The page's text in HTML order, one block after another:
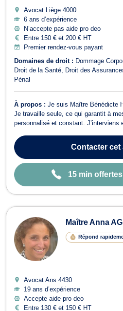
Avocat Liège 4000
6 ans d’expérience
N’accepte pas aide pro deo
Entre 150 € et 200 € HT
Premier rendez-vous payant
Domaines de droit : Dommage
Droit de la Santé
Droit des
Pénal
À propos : Je suis Maître Bénédicte
Je travaille seule, ce qui garantit à
personnalisé et constant. J’interviens
travail.En droit de la santé, je défends
médicale...
Contactercet
15 min
Maître Anna
Répond
Avocat Ans 4430
19 ans d’expérience
Accepte aide pro deo
Entre 130 € et 150 € HT